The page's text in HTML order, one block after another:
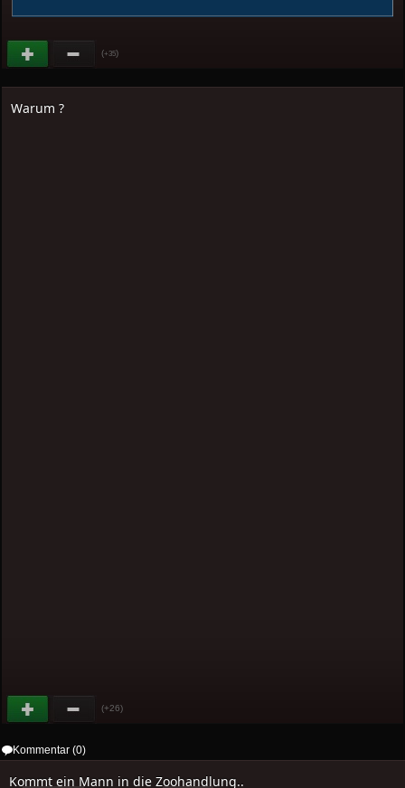
(+35)
Warum ?
(+26)
Kommentar (0)
Kommt ein Mann in die Zoohandlung..